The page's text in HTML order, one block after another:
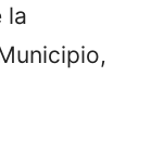
la